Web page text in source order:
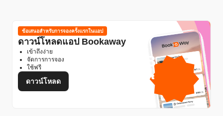
1GB
ข้อเสนอสำหรับการจองครั้งแรกในแอป
ดาวน์โหลดแอป Bookaway
เข้าถึงง่าย
จัดการการจอง
ใช้ฟรี
ดาวน์โหลด